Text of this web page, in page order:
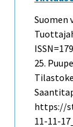
Suomen
25.
https://
11-11-